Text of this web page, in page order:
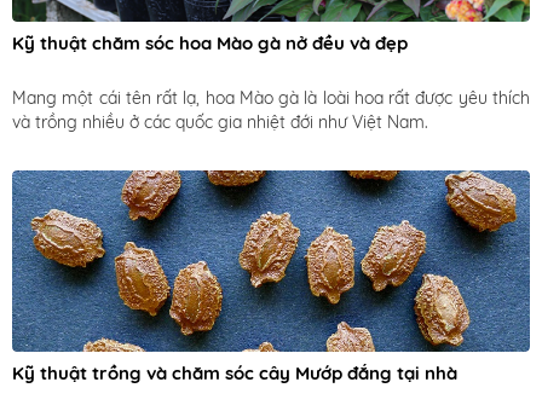
Kỹ thuật chăm sóc hoa Mào gà nở đều và đẹp
Mang một cái tên rất lạ, hoa Mào gà là loài hoa rất được yêu thích
và trồng nhiều ở các quốc gia nhiệt đới như Việt Nam.
Kỹ thuật trồng và chăm sóc cây Mướp đắng tại nhà